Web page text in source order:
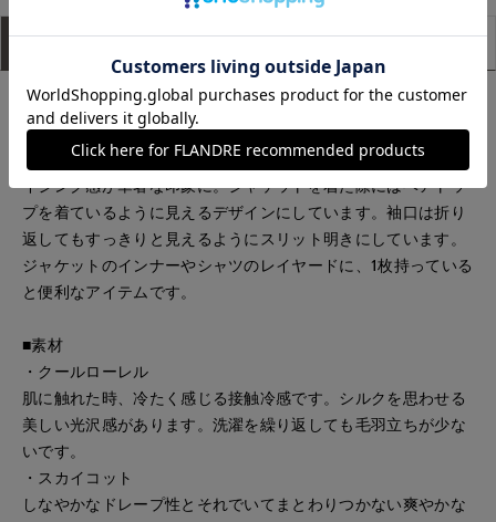
アイテム説明 サイズ詳細 購入レビュー
■デザイン
デコルテラインをきれいに見せる、丸みのあるラインが美しい
スクエアネックのプルオーバー。ほどよく体にフィットするサ
イジング感が華奢な印象に。ジャケットを着た際にはベアトッ
プを着ているように見えるデザインにしています。袖口は折り
返してもすっきりと見えるようにスリット明きにしています。
ジャケットのインナーやシャツのレイヤードに、1枚持っている
と便利なアイテムです。
■素材
・クールローレル
肌に触れた時、冷たく感じる接触冷感です。シルクを思わせる
美しい光沢感があります。洗濯を繰り返しても毛羽立ちが少な
いです。
・スカイコット
しなやかなドレープ性とそれでいてまとわりつかない爽やかな